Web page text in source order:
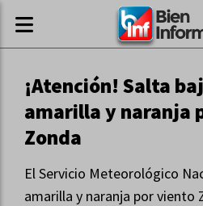
¡Atención! Salta
amarilla y naranja
Zonda
El Servicio Meteorológico
amarilla y naranja por viento